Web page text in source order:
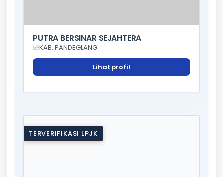
PUTRA BERSINAR SEJAHTERA
KAB. PANDEGLANG
Lihat profil
TERVERIFIKASI LPJK